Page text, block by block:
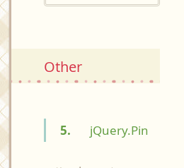
Other
5. jQuery.Pin